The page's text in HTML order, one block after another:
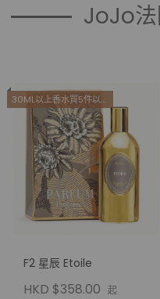
JoJo
30ML以上香水買5件以上減100
F2 星辰 Etoile
HKD $358.00 起